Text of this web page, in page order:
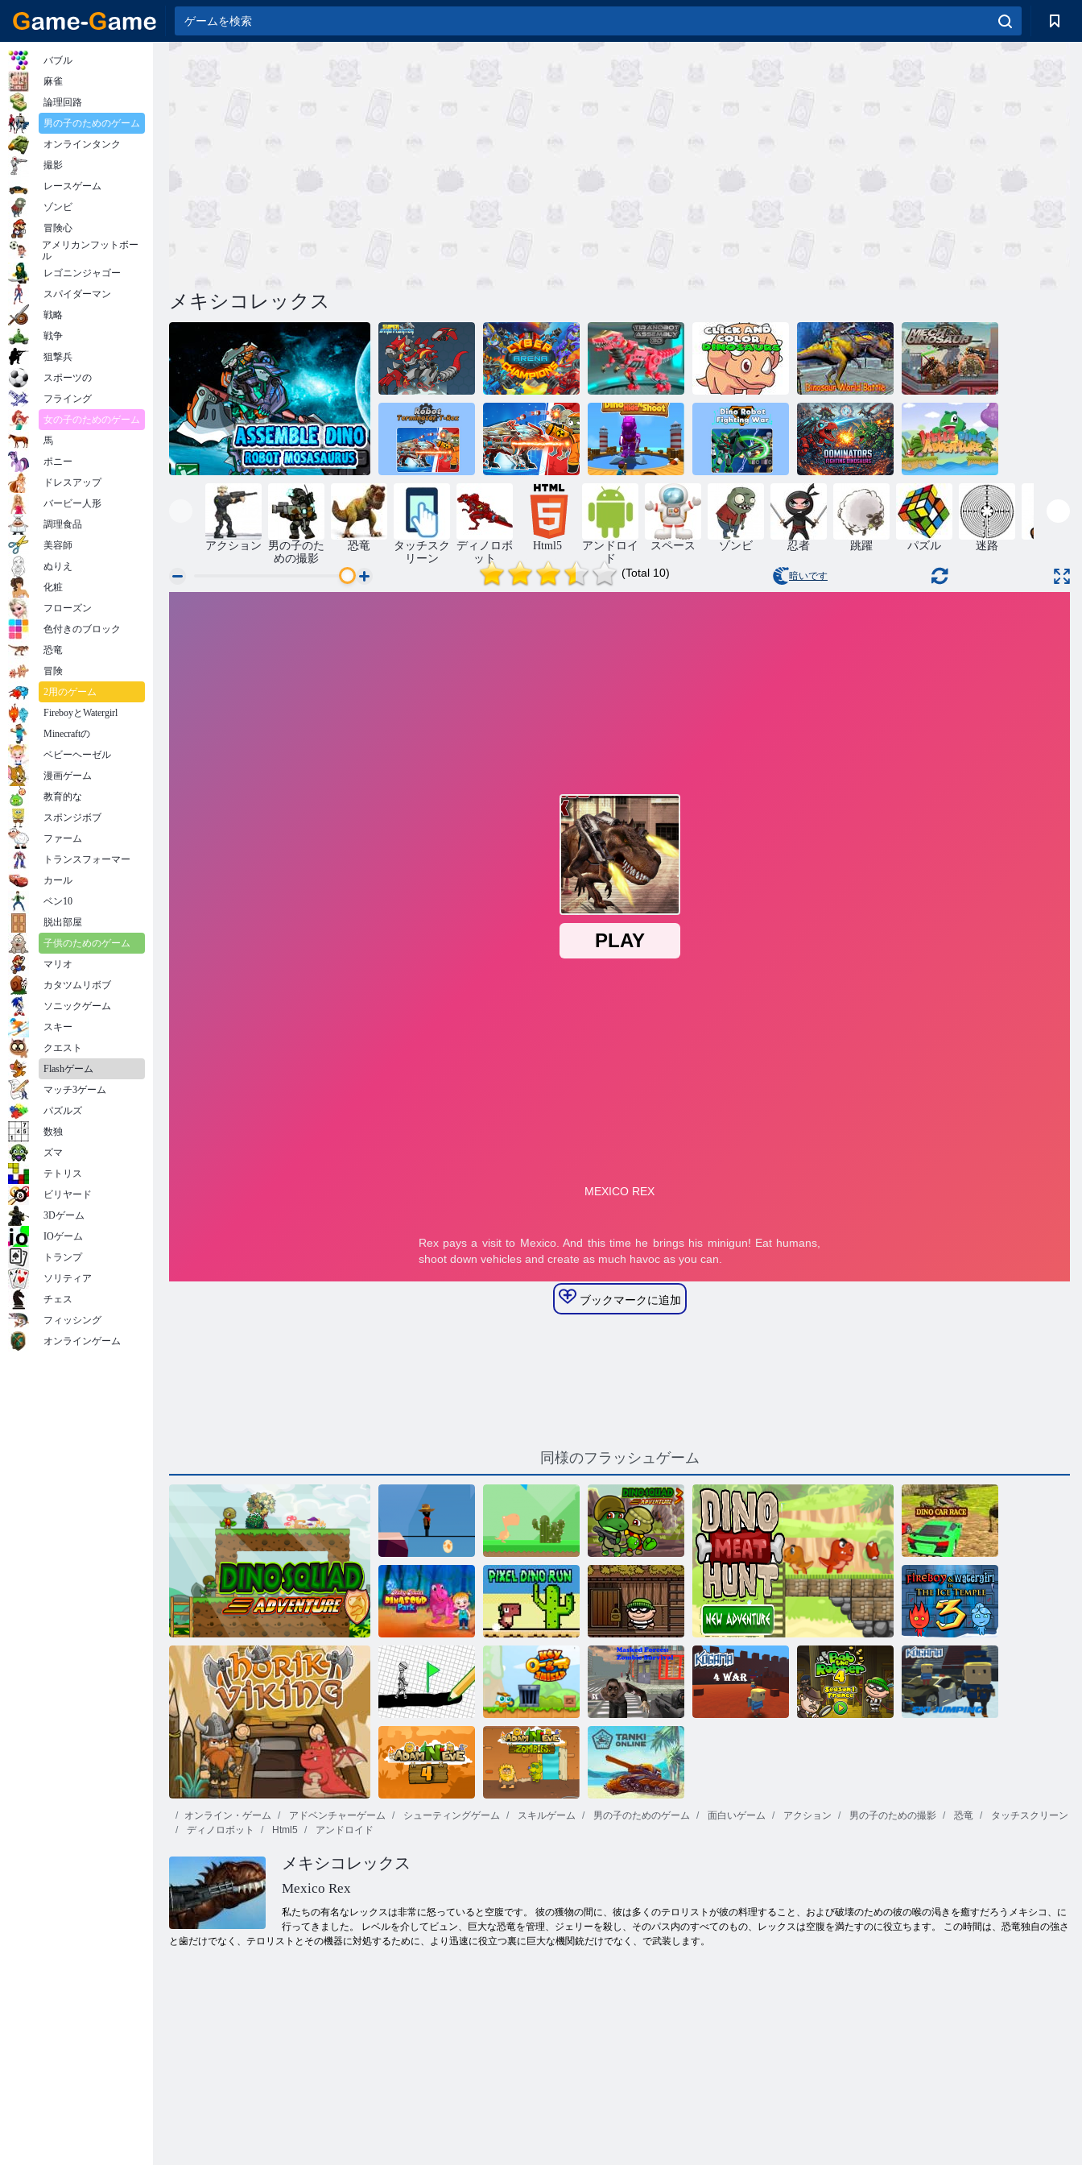
メキシコレックス
スーパーディ
ノファイター
サイバーチャ
ンピオンズア
リーナ
ティラノボッ
トアセンブリ
3D
クリックして
恐竜を着色
恐竜ワールド
バトル
メカ恐竜
ロボット ター
ミネーター テ
ィラノサウル
ス
ロボット ター
ミネーター T
レックス
ディノ ハイド
アンド シュー
ディノロボッ
トファイティ
ングウォーを
プレイします
ドミネーター:
恐竜との戦い
リトルディノ
アドベンチャ
アクション
男の子のた
めの撮影
恐竜
タッチスク
リーン
ディノロボ
ット
Html5
アンドロイ
ド
スペース ゾンビ 忍者 跳躍 パズル 迷路
(Total 10) 暗いです
ブックマークに追加
同様のフラッシュゲーム
ディノスクワッドアドベンチャー
ジュラ系ラン ディノラン
ディノ スクワ
ッド アドベン
チャー 3
ディノカーレ
ース
ベビーヘーゼ
ル恐竜公園
ピクセルディ
ノラン
ホリックバイキング
ボブ強盗1
Fireboy and
Watergirl 3：
The Ice Temple
再生描く
キー＆シール
ド
仮面ライダ
ー：ゾンビサ
バイバル
オンライン・ゲーム アドベンチャーゲーム シューティングゲーム スキルゲーム 男の子のためのゲーム 面白いゲーム アクション 男の子のための撮影 恐竜
タッチスクリーン
ディノロボット
Html5 アンドロイド
メキシコレックス
Mexico Rex
私たちの有名なレックスは非常に怒っていると空腹です。 彼の獲物の間に、彼は多くのテロリストが彼の料理すること、および破壊のための彼の喉の渇きを癒すだろうメキシコ、に
行ってきました。 レベルを介してビュン、巨大な恐竜を管理、ジェリーを殺し、そのパス内のすべてのもの、レックスは空腹を満たすのに役立ちます。 この時間は、恐竜独自の強さ
と歯だけでなく、テロリストとその機器に対処するために、より迅速に役立つ裏に巨大な機関銃だけでなく、で武装します。
バブル
麻雀
論理回路
男の子のためのゲーム
オンラインタンク
撮影
レースゲーム
ゾンビ
冒険心
アメリカンフットボー
ル
レゴニンジャゴー
スパイダーマン
戦略
戦争
狙撃兵
スポーツの
フライング
女の子のためのゲーム
馬
ポニー
ドレスアップ
バービー人形
調理食品
美容師
ぬりえ
化粧
フローズン
色付きのブロック
恐竜
冒険
2用のゲーム
FireboyとWatergirl
Minecraftの
ベビーヘーゼル
漫画ゲーム
教育的な
スポンジボブ
ファーム
トランスフォーマー
カール
ベン10
脱出部屋
子供のためのゲーム
マリオ
カタツムリボブ
ソニックゲーム
スキー
クエスト
Flashゲーム
マッチ3ゲーム
パズルズ
数独
ズマ
テトリス
ビリヤード
3Dゲーム
IOゲーム
トランプ
ソリティア
チェス
フィッシング
オンラインゲーム